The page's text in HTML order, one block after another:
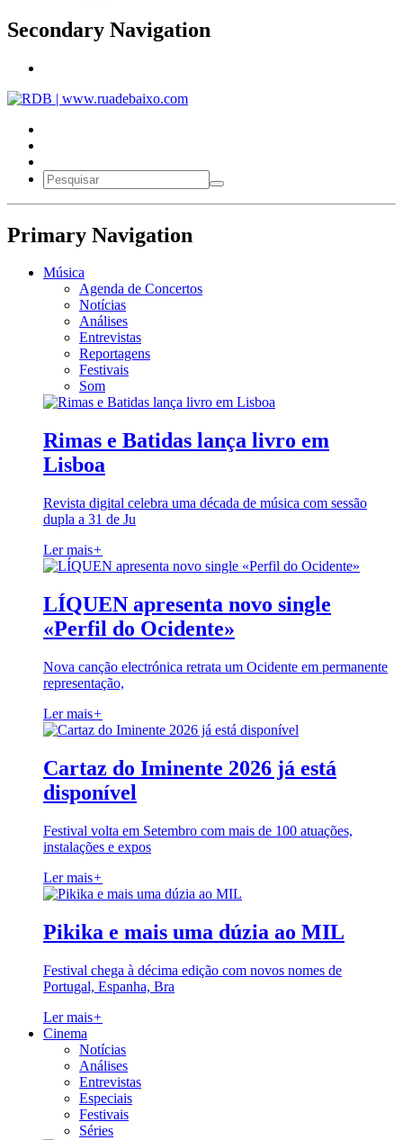
Secondary Navigation
Primary Navigation
Música
Agenda de Concertos
Notícias
Análises
Entrevistas
Reportagens
Festivais
Som
Rimas e Batidas lança livro em
Lisboa
Revista digital celebra uma década de música com sessão
dupla a 31 de Ju
Ler mais+
LÍQUEN apresenta novo single
«Perfil do Ocidente»
Nova canção electrónica retrata um Ocidente em permanente
representação,
Ler mais+
Cartaz do Iminente 2026 já está
disponível
Festival volta em Setembro com mais de 100 atuações,
instalações e expos
Ler mais+
Pikika e mais uma dúzia ao MIL
Festival chega à décima edição com novos nomes de
Portugal, Espanha, Bra
Ler mais+
Cinema
Notícias
Análises
Entrevistas
Especiais
Festivais
Séries